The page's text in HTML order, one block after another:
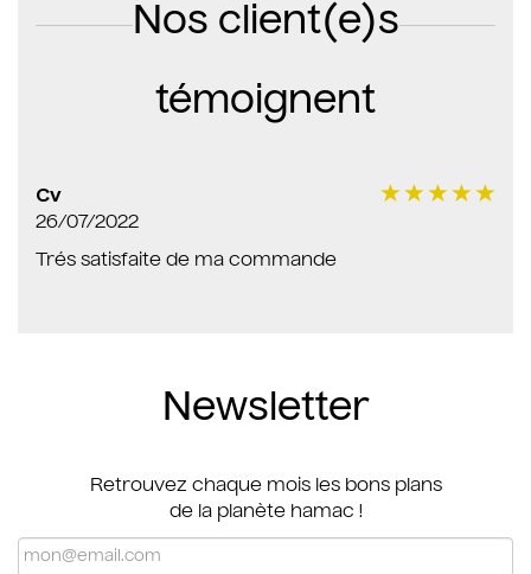
Nos client(e)s
témoignent
Cv
26/07/2022
Trés satisfaite de ma commande
Newsletter
Retrouvez chaque mois les bons plans
de la planète hamac !